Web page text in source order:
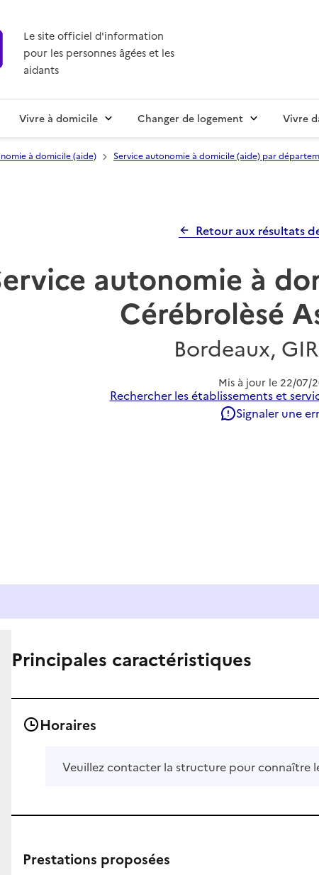
Le site officiel d'information
pour les personnes âgées et les
aidants
Vivre à domicile Changer de logement Vivre
à domicile (aide) Service autonomie à domicile (aide) par
Retour aux résultats
autonomie à
Cérébrolèsé
Bordeaux,
Mis à jour le 22/07/
Rechercher les établissements et
Signaler une
Principales caractéristiques
Horaires
Veuillez contacter la structure pour connaître
Prestations proposées